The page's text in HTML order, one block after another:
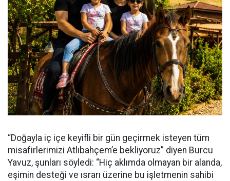
“Doğayla iç içe keyifli bir gün geçirmek isteyen tüm
misafirlerimizi Atlıbahçem’e bekliyoruz” diyen Burcu
Yavuz, şunları söyledi: “Hiç aklımda olmayan bir alanda,
eşimin desteği ve ısrarı üzerine bu işletmenin sahibi